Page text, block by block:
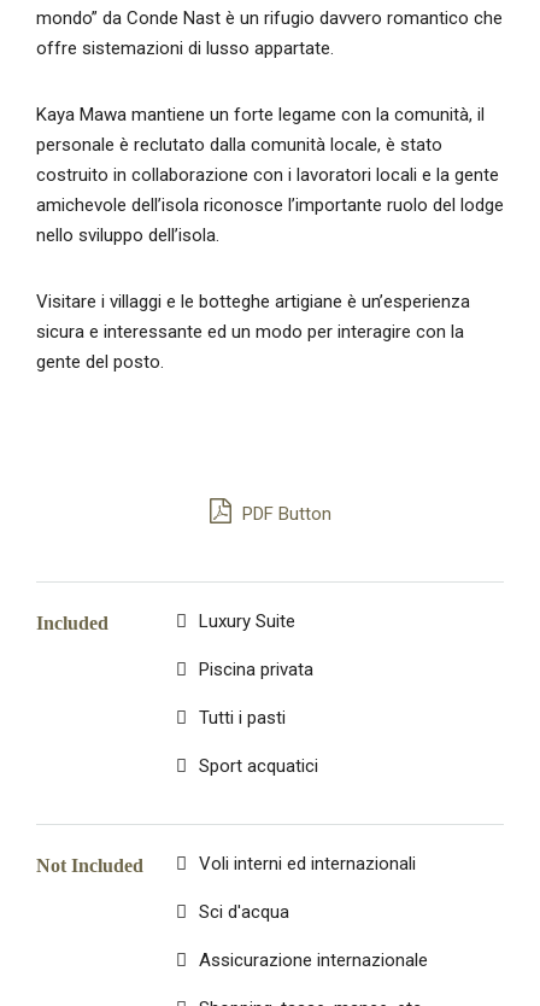
mondo” da Conde Nast è un rifugio davvero romantico che
offre sistemazioni di lusso appartate.
Kaya Mawa mantiene un forte legame con la comunità, il
personale è reclutato dalla comunità locale, è stato
costruito in collaborazione con i lavoratori locali e la gente
amichevole dell’isola riconosce l’importante ruolo del lodge
nello sviluppo dell’isola.
Visitare i villaggi e le botteghe artigiane è un’esperienza
sicura e interessante ed un modo per interagire con la
gente del posto.
PDF Button
Included Luxury Suite
Piscina privata
Tutti i pasti
Sport acquatici
Not Included Voli interni ed internazionali
Sci d'acqua
Assicurazione internazionale